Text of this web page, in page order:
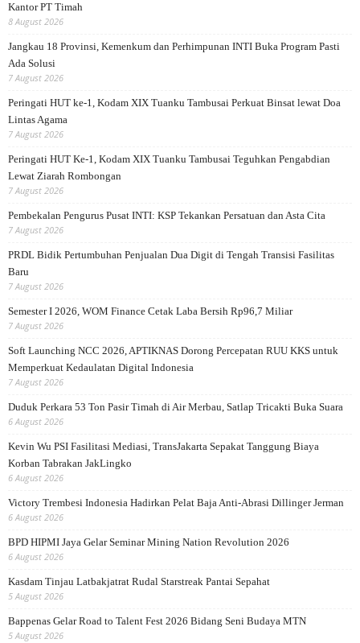
Kantor PT Timah
8 August 2026
Jangkau 18 Provinsi, Kemenkum dan Perhimpunan INTI Buka Program Pasti
Ada Solusi
7 August 2026
Peringati HUT ke-1, Kodam XIX Tuanku Tambusai Perkuat Binsat lewat Doa
Lintas Agama
7 August 2026
Peringati HUT Ke-1, Kodam XIX Tuanku Tambusai Teguhkan Pengabdian
Lewat Ziarah Rombongan
7 August 2026
Pembekalan Pengurus Pusat INTI: KSP Tekankan Persatuan dan Asta Cita
7 August 2026
PRDL Bidik Pertumbuhan Penjualan Dua Digit di Tengah Transisi Fasilitas
Baru
7 August 2026
Semester I 2026, WOM Finance Cetak Laba Bersih Rp96,7 Miliar
7 August 2026
Soft Launching NCC 2026, APTIKNAS Dorong Percepatan RUU KKS untuk
Memperkuat Kedaulatan Digital Indonesia
7 August 2026
Duduk Perkara 53 Ton Pasir Timah di Air Merbau, Satlap Tricakti Buka Suara
6 August 2026
Kevin Wu PSI Fasilitasi Mediasi, TransJakarta Sepakat Tanggung Biaya
Korban Tabrakan JakLingko
6 August 2026
Victory Trembesi Indonesia Hadirkan Pelat Baja Anti-Abrasi Dillinger Jerman
6 August 2026
BPD HIPMI Jaya Gelar Seminar Mining Nation Revolution 2026
6 August 2026
Kasdam Tinjau Latbakjatrat Rudal Starstreak Pantai Sepahat
5 August 2026
Bappenas Gelar Road to Talent Fest 2026 Bidang Seni Budaya MTN
5 August 2026